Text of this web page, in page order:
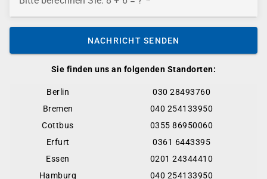
Sie finden uns an folgenden Standorten:
Berlin
030 28493760
Bremen
040 254133950
Cottbus
0355 86950060
Erfurt
0361 6443395
Essen
0201 24344410
Hamburg
040 254133950
NACHRICHT SENDEN